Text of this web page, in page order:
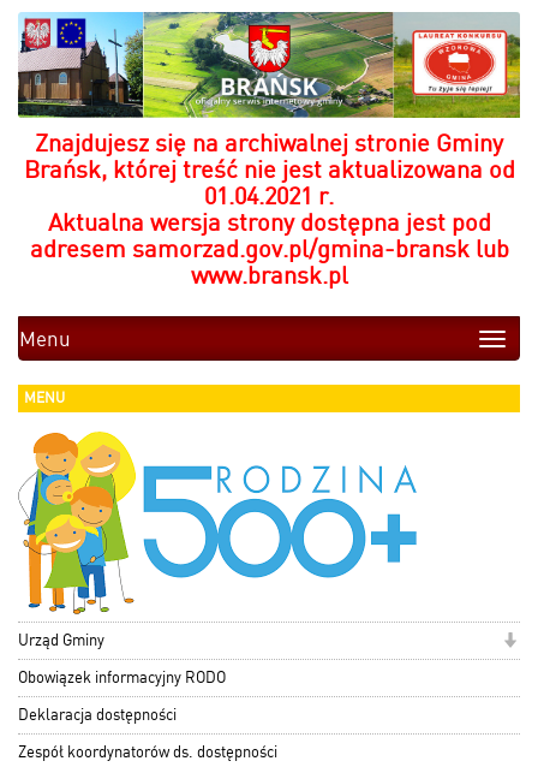
Znajdujesz się na archiwalnej stronie Gminy
Brańsk, której treść nie jest aktualizowana od
01.04.2021 r.
Aktualna wersja strony dostępna jest pod
adresem samorzad.gov.pl/gmina-bransklub
www.bransk.pl
Toggle
Menu
MENU
Urząd Gminy
Obowiązek informacyjny RODO
Deklaracja dostępności
Zespół koordynatorów ds. dostępności